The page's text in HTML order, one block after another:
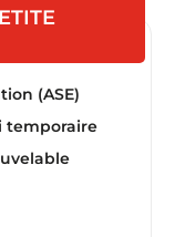
(ASE)
temporaire